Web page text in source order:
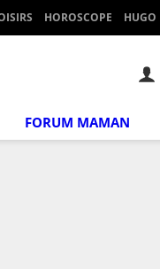
HOROSCOPE HUGO
FORUM MAMAN